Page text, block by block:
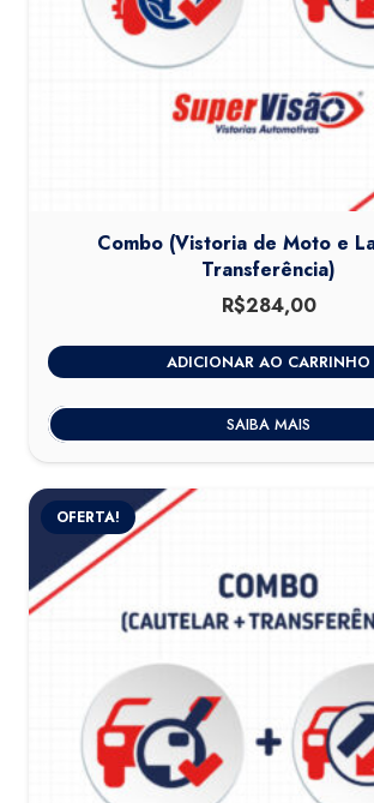
Combo (Vistoria de Moto e
Transferência)
R$284,00
ADICIONAR AO CARRINHO
SAIBA MAIS
OFERTA!